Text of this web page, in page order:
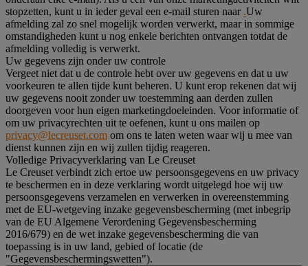
stopzetten, kunt u in ieder geval een e-mail sturen naar .Uw
afmelding zal zo snel mogelijk worden verwerkt, maar in sommige
omstandigheden kunt u nog enkele berichten ontvangen totdat de
afmelding volledig is verwerkt.
Uw gegevens zijn onder uw controle
Vergeet niet dat u de controle hebt over uw gegevens en dat u uw
voorkeuren te allen tijde kunt beheren. U kunt erop rekenen dat wij
uw gegevens nooit zonder uw toestemming aan derden zullen
doorgeven voor hun eigen marketingdoeleinden. Voor informatie of
om uw privacyrechten uit te oefenen, kunt u ons mailen op
privacy@lecreuset.com om ons te laten weten waar wij u mee van
dienst kunnen zijn en wij zullen tijdig reageren.
Volledige Privacyverklaring van Le Creuset
Le Creuset verbindt zich ertoe uw persoonsgegevens en uw privacy
te beschermen en in deze verklaring wordt uitgelegd hoe wij uw
persoonsgegevens verzamelen en verwerken in overeenstemming
met de EU-wetgeving inzake gegevensbescherming (met inbegrip
van de EU Algemene Verordening Gegevensbescherming
2016/679) en de wet inzake gegevensbescherming die van
toepassing is in uw land, gebied of locatie (de
"Gegevensbeschermingswetten").